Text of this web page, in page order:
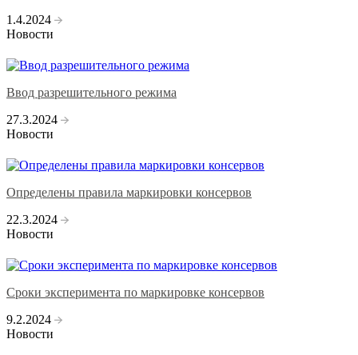
1.4.2024
Новости
Ввод разрешительного режима
27.3.2024
Новости
Определены правила маркировки консервов
22.3.2024
Новости
Сроки эксперимента по маркировке консервов
9.2.2024
Новости